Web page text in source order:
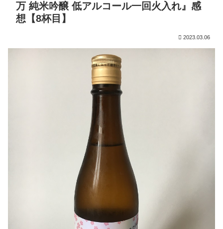
万 純米吟醸 低アルコール一回火入れ』感
想【8杯目】
2023.03.06